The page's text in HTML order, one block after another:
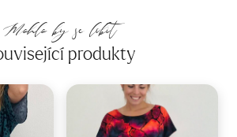
Mohlo by se líbit
produkty